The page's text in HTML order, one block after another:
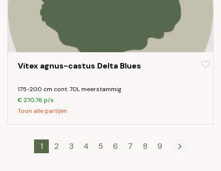
Vitex agnus-castus Delta Blues
175-200 cm cont. 70L meerstammig
€ 270,76 p/s
Toon alle partijen
1 2 3 4 5 6 7 8 9